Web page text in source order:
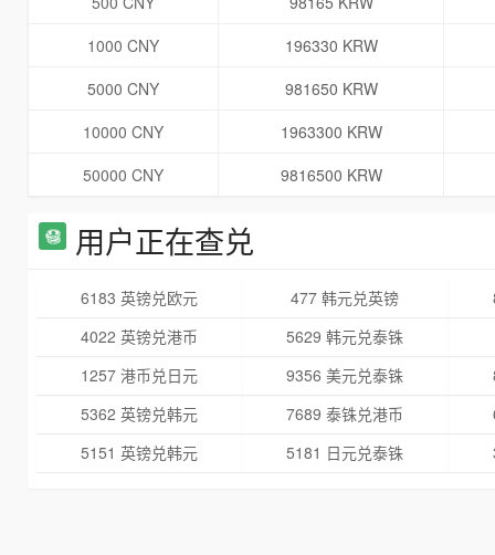
1000 CNY
196330 KRW
5000 CNY
981650 KRW
10000 CNY
1963300 KRW
50000 CNY
9816500 KRW
用户正在查兑
6183 英镑兑欧元 477 韩元兑英镑
4022 英镑兑港币
5629 韩元兑泰铢
1257 港币兑日元
9356 美元兑泰铢
5362 英镑兑韩元
7689 泰铢兑港币
5151 英镑兑韩元
5181 日元兑泰铢